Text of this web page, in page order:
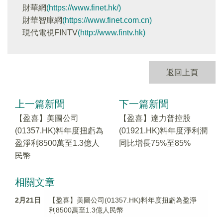
財華網(https://www.finet.hk/)
財華智庫網(https://www.finet.com.cn)
現代電視FINTV(http://www.fintv.hk)
返回上頁
上一篇新聞
【盈喜】美圖公司
(01357.HK)料年度扭虧為
盈淨利8500萬至1.3億人
民幣
下一篇新聞
【盈喜】達力普控股
(01921.HK)料年度淨利潤
同比增長75%至85%
相關文章
2月21日
【盈喜】美圖公司(01357.HK)料年度扭虧為盈淨
利8500萬至1.3億人民幣